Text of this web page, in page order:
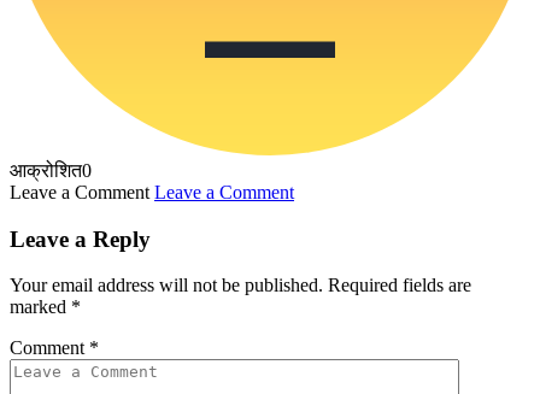
आक्रोशित0
Leave a Comment Leave a Comment
Leave a Reply
Your email address will not be published. Required fields are
marked *
Comment *